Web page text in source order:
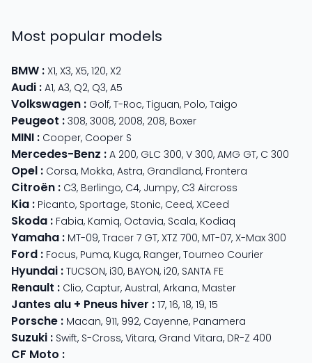
Most popular models
BMW : X1, X3, X5, 120, X2
Audi : A1, A3, Q2, Q3, A5
Volkswagen : Golf, T-Roc, Tiguan, Polo, Taigo
Peugeot : 308, 3008, 2008, 208, Boxer
MINI : Cooper, Cooper S
Mercedes-Benz : A 200, GLC 300, V 300, AMG GT, C 300
Opel : Corsa, Mokka, Astra, Grandland, Frontera
Citroën : C3, Berlingo, C4, Jumpy, C3 Aircross
Kia : Picanto, Sportage, Stonic, Ceed, XCeed
Skoda : Fabia, Kamiq, Octavia, Scala, Kodiaq
Yamaha : MT-09, Tracer 7 GT, XTZ 700, MT-07, X-Max 300
Ford : Focus, Puma, Kuga, Ranger, Tourneo Courier
Hyundai : TUCSON, i30, BAYON, i20, SANTA FE
Renault : Clio, Captur, Austral, Arkana, Master
Jantes alu + Pneus hiver : 17, 16, 18, 19, 15
Porsche : Macan, 911, 992, Cayenne, Panamera
Suzuki : Swift, S-Cross, Vitara, Grand Vitara, DR-Z 400
CF Moto :